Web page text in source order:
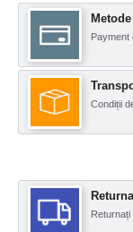
Payment
Condiții
Returnați